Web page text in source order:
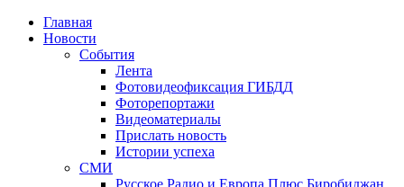
Главная
Новости
События
Лента
Фотовидеофиксация ГИБДД
Фоторепортажи
Видеоматериалы
Прислать новость
Истории успеха
СМИ
Русское Радио и Европа Плюс Биробиджан